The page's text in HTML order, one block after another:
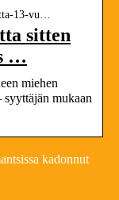
13-vu…
sitten
…
miehen
mukaan
kadonnut